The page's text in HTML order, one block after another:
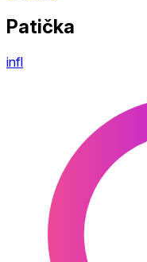
Patička
infl